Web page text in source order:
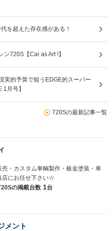
を超えた存在感がある！
ン720S【Car as Art !】
実的予算で狙うEDGE的スーパー
月号】
720Sの最新記事一覧
・カスタム車輌製作・板金塗装・車
店にお任せ下さい☆
の掲載台数 1台
メント